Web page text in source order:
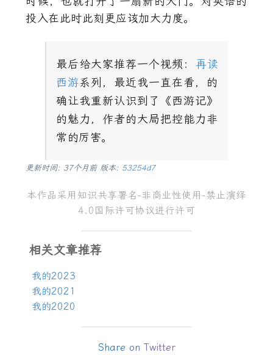
投入在此时此刻更应该加大力度。
最后给大家推荐一个视频： 再读
西游系列，最近我一直在看，的
确让我重新认识到了《西游记》
的魅力，作者的大局把控能力非
常的厉害。
更新时间: 37个月前 版本: 53254d7
本作品采用 知识共享署名-非商业性使用-禁止演绎
4.0 国际许可协议进行许可
相关文章推荐
我的2023
我的2021
我的2020
Share on Twitter